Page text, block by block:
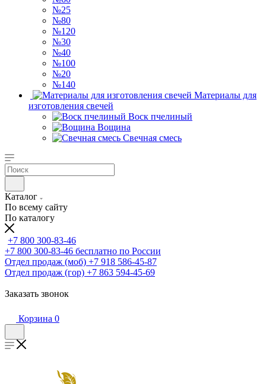
№25
№80
№120
№30
№40
№100
№20
№140
Материалы для
изготовления свечей
Воск пчелиный
Вощина
Свечная смесь
Каталог
По всему сайту
По каталогу
+7 800 300-83-46
+7 800 300-83-46 бесплатно по России
Отдел продаж (моб) +7 918 586-45-87
Отдел продаж (гор) +7 863 594-45-69
Заказать звонок
Корзина 0